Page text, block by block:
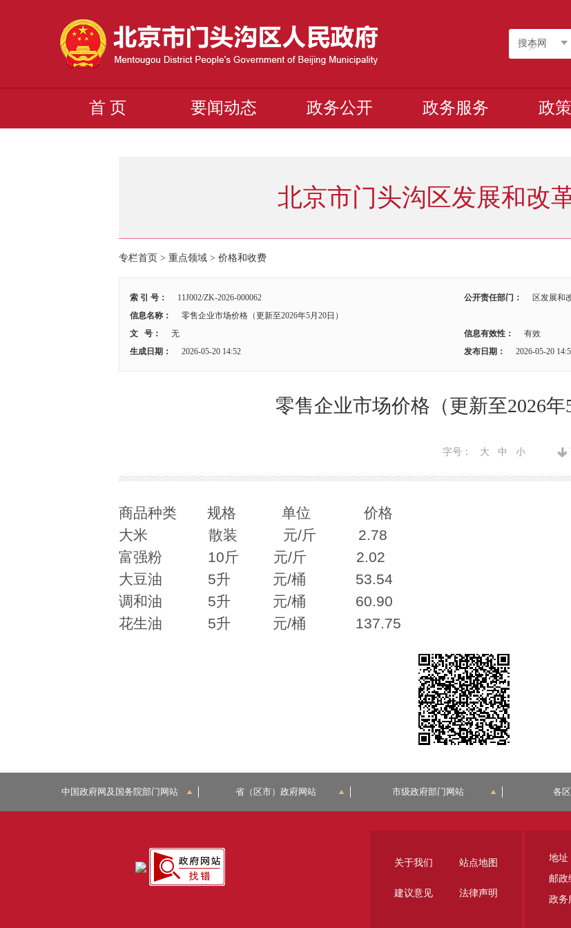
搜本网
首 页 要闻动态 政务公开 政务服务 政
北京市门头沟区发展和改
专栏首页 > 重点领域 > 价格和收费
索 引 号： 11J002/ZK-2026-000062 公开责任部门：
区发展和
信息名称：
零售企业市场价格（更新至2026年5月20日）
文 号：
无 信息有效性：
有效
生成日期：
2026-05-20 14:52 发布日期： 2026-05-20
零售企业市场价格（更新至2026年
字号： 大 中 小
商品种类 规格 单位 价格
大米 散装 元/斤 2.78
富强粉 10斤 元/斤 2.02
大豆油 5升 元/桶 53.54
调和油 5升 元/桶 60.90
花生油 5升 元/桶 137.75
中国政府网及国务院部门网站 省（区市）政府网站 市级政府部门网站 各
地址
邮政
政务
关于我们 站点地图
建议意见 法律声明